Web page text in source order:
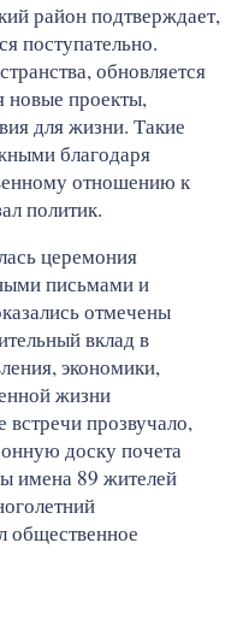
район подтверждает,
поступательно.
обновляется
новые проекты,
для жизни. Такие
благодаря
отношению к
политик.
церемония
письмами и
отмечены
вклад в
экономики,
жизни
прозвучало,
доску почета
имена 89 жителей
общественное